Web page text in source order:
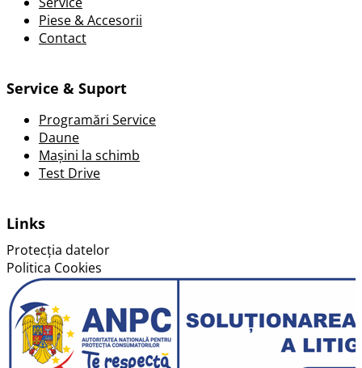
Piese & Accesorii
Contact
Service & Suport
Programări Service
Daune
Mașini la schimb
Test Drive
Links
Protecția datelor
Politica Cookies